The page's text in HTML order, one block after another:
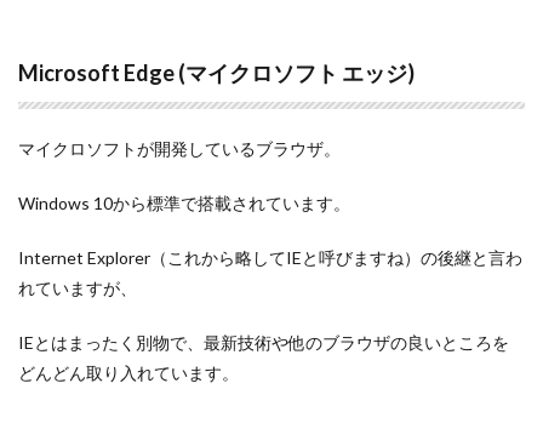
Microsoft Edge (マイクロソフト エッジ)
マイクロソフトが開発しているブラウザ。
Windows 10から標準で搭載されています。
Internet Explorer（これから略してIEと呼びますね）の後継と言わ
れていますが、
IEとはまったく別物で、最新技術や他のブラウザの良いところを
どんどん取り入れています。